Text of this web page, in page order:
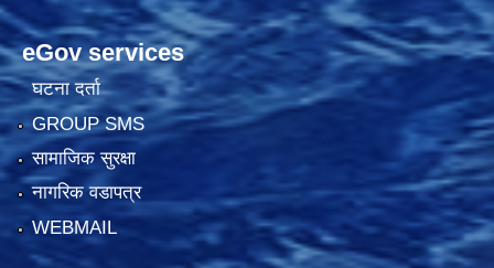
eGov services
घटना दर्ता
GROUP SMS
सामाजिक सुरक्षा
नागरिक वडापत्र
WEBMAIL